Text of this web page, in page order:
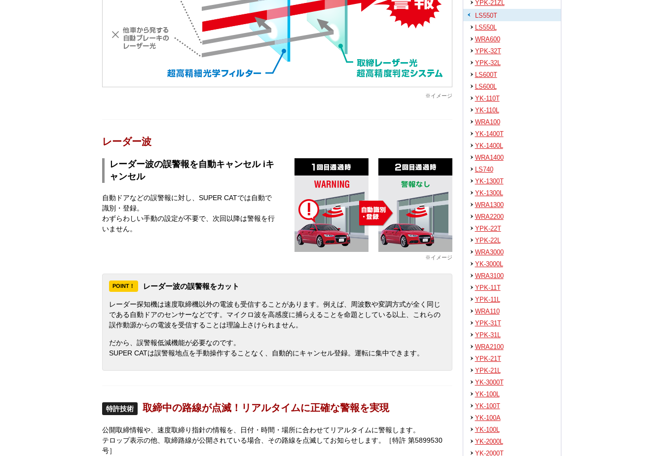
※イメージ
レーダー波
レーダー波の誤警報を自動キャンセル iキ
ャンセル
自動ドアなどの誤警報に対し、SUPER CATでは自動で
識別・登録。
わずらわしい手動の設定が不要で、次回以降は警報を行
いません。
※イメージ
POINT！ レーダー波の誤警報をカット
レーダー探知機は速度取締機以外の電波も受信することがあります。例えば、周波数や変調方式が全く同じ
である自動ドアのセンサーなどです。マイクロ波を高感度に捕らえることを命題としている以上、これらの
誤作動源からの電波を受信することは理論上さけられません。
だから、誤警報低減機能が必要なのです。
SUPER CATは誤警報地点を手動操作することなく、自動的にキャンセル登録。運転に集中できます。
特許技術 取締中の路線が点滅！リアルタイムに正確な警報を実現
公開取締情報や、速度取締り指針の情報を、日付・時間・場所に合わせてリアルタイムに警報します。
テロップ表示の他、取締路線が公開されている場合、その路線を点滅してお知らせします。［特許 第5899530
号］
YPK-21ZL
LS550T
LS550L
WRA600
YPK-32T
YPK-32L
LS600T
LS600L
YK-110T
YK-110L
WRA100
YK-1400T
YK-1400L
WRA1400
LS740
YK-1300T
YK-1300L
WRA1300
WRA2200
YPK-22T
YPK-22L
WRA3000
YK-3000L
WRA3100
YPK-11T
YPK-11L
WRA110
YPK-31T
YPK-31L
WRA2100
YPK-21T
YPK-21L
YK-3000T
YK-100L
YK-100T
YK-100A
YK-100L
YK-2000L
YK-2000T